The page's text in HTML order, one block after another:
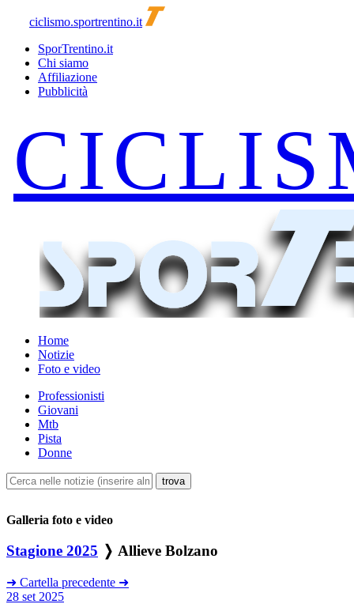
ciclismo.sportrentino.it
SporTrentino.it
Chi siamo
Affiliazione
Pubblicità
Home
Notizie
Foto e video
Professionisti
Giovani
Mtb
Pista
Donne
Galleria foto e video
Stagione 2025 ❭ Allieve Bolzano
➜ Cartella precedente ➜
28 set 2025